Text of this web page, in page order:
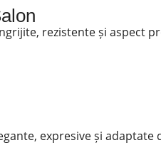
rezistente și aspect
expresive și